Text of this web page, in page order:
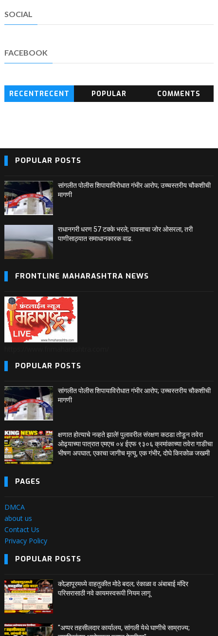
SOCIAL
FACEBOOK
RECENTRECENT
POPULAR COMMENTS
POPULAR POSTS
सांगलीत पोलीस शिपायाविरोधात गंभीर आरोप; उच्चस्तरीय चौकशीची
मागणी
राधानगरी धरण 57 टक्के भरले; पावसाचा जोर ओसरला, तरी
पाणीसाठ्यात समाधानकारक वाढ.
FRONTLINE MAHARASHTRA NEWS
POPULAR POSTS
सांगलीत पोलीस शिपायाविरोधात गंभीर आरोप; उच्चस्तरीय चौकशीची
मागणी
क्षणात होत्याचे नव्हते झाले! पुलावरील संरक्षण कठडा तोडून तवेरा
ओढ्याच्या पात्रात एमएच ०४ ईएफ ९३०६ क्रमांकाच्या तवेरा गाडीचा
भीषण अपघात; एकाचा जागीच मृत्यू, एक गंभीर, दोघे किरकोळ जखमी
PAGES
DMCA
about us
Contact Us
Privacy Policy
POPULAR POSTS
कोल्हापूरमध्ये वाहतुकीत मोठे बदल; रंकाळा व अंबाबाई मंदिर
परिसरासाठी नवे कायमस्वरूपी नियम लागू
"अप्पर तहसीलदार कार्यालय, सांगली येथे घाणीचे साम्राज्य;